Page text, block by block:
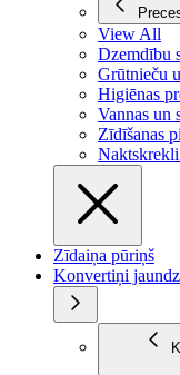
View All
Dzemdību
Grūtnieču
Higiēnas
Vannas un
Zīdīšanas
Zīdaiņa pūriņš
Konvertiņi